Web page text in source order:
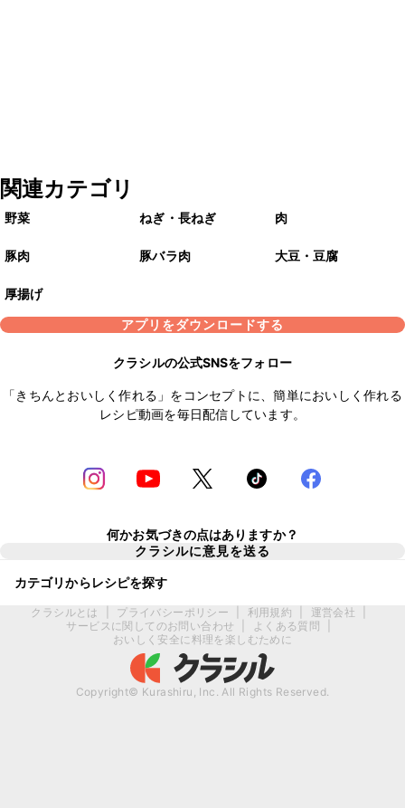
関連カテゴリ
野菜 ねぎ・長ねぎ 肉
豚肉 豚バラ肉 大豆・豆腐
厚揚げ
アプリをダウンロードする
クラシルの公式SNSをフォロー
「きちんとおいしく作れる」をコンセプトに、簡単においしく作れる
レシピ動画を毎日配信しています。
何かお気づきの点はありますか？
クラシルに意見を送る
カテゴリからレシピを探す
クラシルとは プライバシーポリシー 利用規約 運営会社
サービスに関してのお問い合わせ
よくある質問
おいしく安全に料理を楽しむために
Copyright© Kurashiru, Inc. All Rights Reserved.